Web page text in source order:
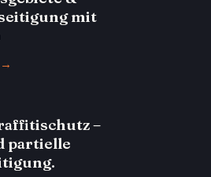
mit
–
partielle